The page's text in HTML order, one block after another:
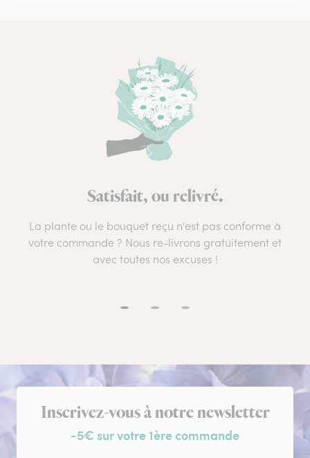
Satisfait, ou relivré.
La plante ou le bouquet reçu n'est pas conforme à
votre commande ? Nous re-livrons gratuitement et
avec toutes nos excuses !
Inscription à la newsletter
Inscrivez-vous à notre newsletter
-5€ sur votre 1ère commande